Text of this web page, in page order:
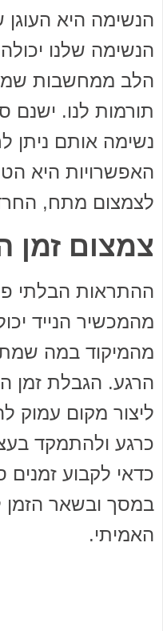
הנשימה היא
הנשימה שלנו
הלב ממחשבות
תורמות לנו. ישנם
נשימה אותם ניתן
האפשרויות היא
לצמצום מתח,
צמצום זמן
ההתראות הבלתי
מהמכשיר הנייד
מהמיקוד במה
הרגע. הגבלת זמן
ליצור מקום עמוק
כרגע ולהתמקד
כדאי לקבוע זמנים
במסך ובשאר הזמן
האמיתי.